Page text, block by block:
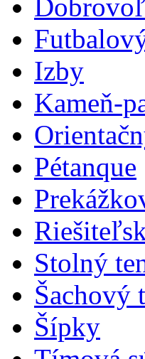
Izby
Kameň-
Pétanque
Stolný
Šachový
Šípky